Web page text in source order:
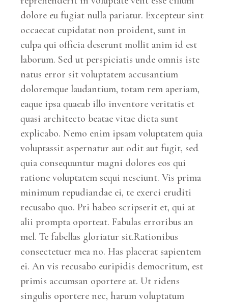
dolore eu fugiat nulla pariatur. Excepteur sint
occaecat cupidatat non proident, sunt in
culpa qui officia deserunt mollit anim id est
laborum. Sed ut perspiciatis unde omnis iste
natus error sit voluptatem accusantium
doloremque laudantium, totam rem aperiam,
eaque ipsa quaeab illo inventore veritatis et
quasi architecto beatae vitae dicta sunt
explicabo. Nemo enim ipsam voluptatem quia
voluptassit aspernatur aut odit aut fugit, sed
quia consequuntur magni dolores eos qui
ratione voluptatem sequi nesciunt. Vis prima
minimum repudiandae ei, te exerci eruditi
recusabo quo. Pri habeo scripserit et, qui at
alii prompta oporteat. Fabulas erroribus an
mel. Te fabellas gloriatur sit.Rationibus
consectetuer mea no. Has placerat sapientem
ei. An vis recusabo euripidis democritum, est
primis accumsan oportere at. Ut ridens
singulis oportere nec, harum voluptatum